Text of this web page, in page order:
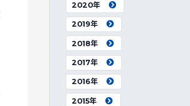
2020年
2019年
2018年
2017年
2016年
2015年